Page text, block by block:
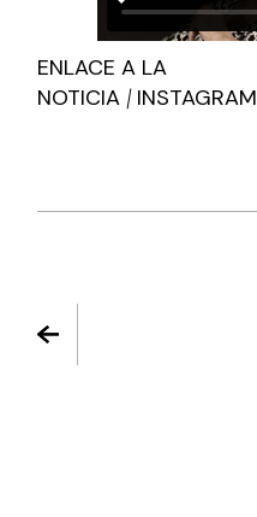
ENLACE A LA
NOTICIA | INSTAGRAM